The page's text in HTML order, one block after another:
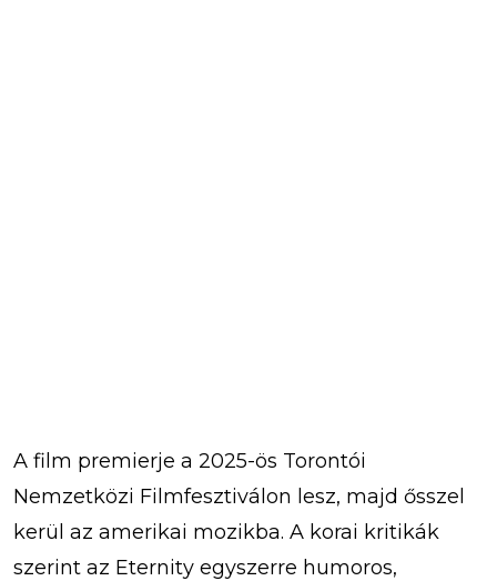
A film premierje a 2025-ös Torontói
Nemzetközi Filmfesztiválon lesz, majd ősszel
kerül az amerikai mozikba. A korai kritikák
szerint az Eternity egyszerre humoros,